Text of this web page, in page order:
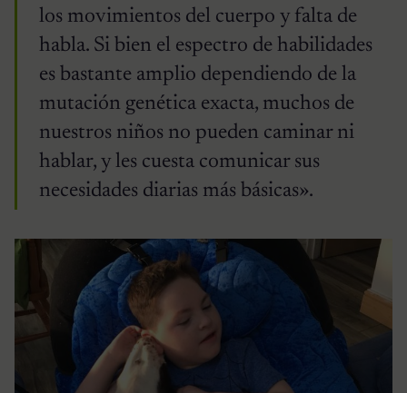
los movimientos del cuerpo y falta de
habla. Si bien el espectro de habilidades
es bastante amplio dependiendo de la
mutación genética exacta, muchos de
nuestros niños no pueden caminar ni
hablar, y les cuesta comunicar sus
necesidades diarias más básicas».